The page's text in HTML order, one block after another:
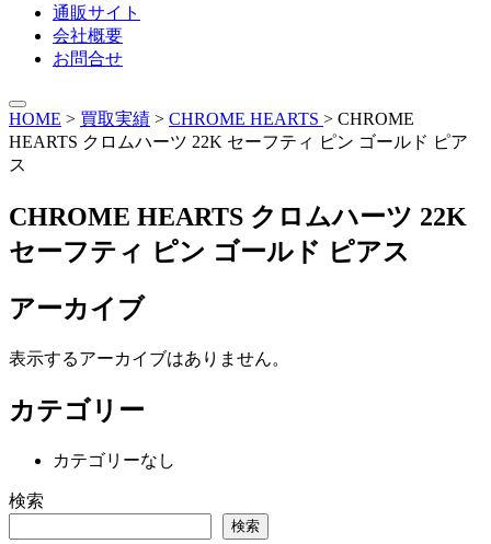
通販サイト
会社概要
お問合せ
HOME > 買取実績 > CHROME HEARTS > CHROME
HEARTS クロムハーツ 22K セーフティ ピン ゴールド ピア
ス
CHROME HEARTS クロムハーツ 22K
セーフティ ピン ゴールド ピアス
アーカイブ
表示するアーカイブはありません。
カテゴリー
カテゴリーなし
検索
検索